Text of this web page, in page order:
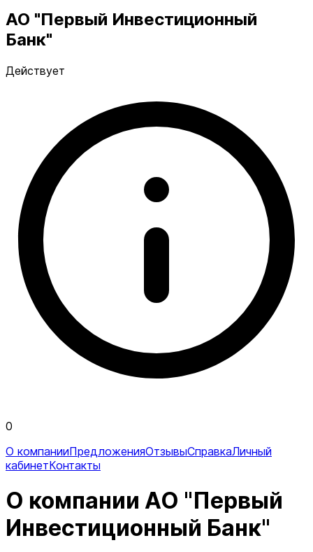
АО "Первый Инвестиционный
Банк"
Действует
0
О компанииПредложенияОтзывыСправкаЛичный
кабинетКонтакты
О компании АО "Первый
Инвестиционный Банк"